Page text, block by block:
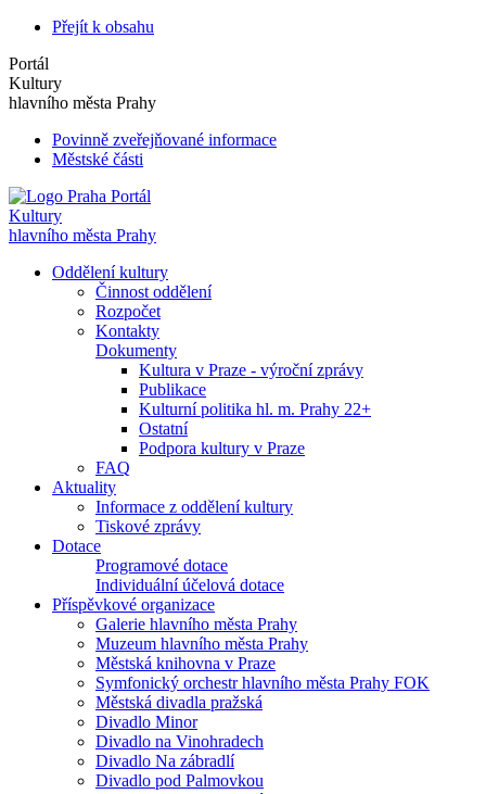
Přejít k obsahu
Portál
Kultury
hlavního města Prahy
Povinně zveřejňované informace
Městské části
Portál
Kultury
hlavního města Prahy
Oddělení kultury
Činnost oddělení
Rozpočet
Kontakty
Dokumenty
Kultura v Praze - výroční zprávy
Publikace
Kulturní politika hl. m. Prahy 22+
Ostatní
Podpora kultury v Praze
FAQ
Aktuality
Informace z oddělení kultury
Tiskové zprávy
Dotace
Programové dotace
Individuální účelová dotace
Příspěvkové organizace
Galerie hlavního města Prahy
Muzeum hlavního města Prahy
Městská knihovna v Praze
Symfonický orchestr hlavního města Prahy FOK
Městská divadla pražská
Divadlo Minor
Divadlo na Vinohradech
Divadlo Na zábradlí
Divadlo pod Palmovkou